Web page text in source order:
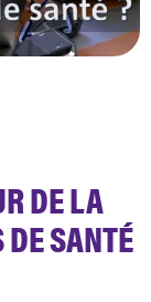
DE LA
SANTÉ